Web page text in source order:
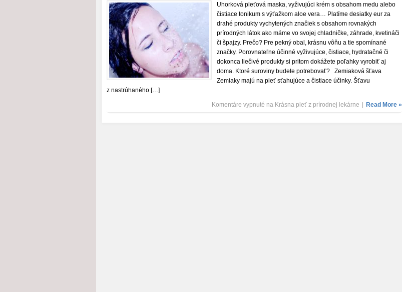
Uhorková pleťová maska, vyživujúci krém s obsahom medu alebo
čistiace tonikum s výťažkom aloe vera… Platíme desiatky eur za
drahé produkty vychytených značiek s obsahom rovnakých
prírodných látok ako máme vo svojej chladničke, záhrade, kvetináči
či špajzy. Prečo? Pre pekný obal, krásnu vôňu a tie spomínané
značky. Porovnateľne účinné vyživujúce, čistiace, hydratačné či
dokonca liečivé produkty si pritom dokážete poľahky vyrobiť aj
doma. Ktoré suroviny budete potrebovať? Zemiaková šťava
Zemiaky majú na pleť sťahujúce a čistiace účinky. Šťavu
z nastrúhaného […]
Komentáre vypnuté na Krásna pleť z prírodnej lekárne Read More »